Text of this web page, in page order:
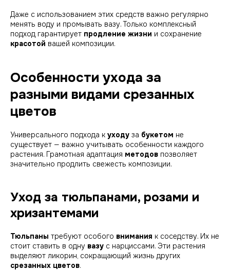
Даже с использованием этих средств важно регулярно
менять воду и промывать вазу. Только комплексный
подход гарантирует продление жизни и сохранение
красотой вашей композиции.
Особенности ухода за
разными видами срезанных
цветов
Универсального подхода к уходу за букетом не
существует — важно учитывать особенности каждого
растения. Грамотная адаптация методов позволяет
значительно продлить свежесть композиции.
Уход за тюльпанами, розами и
хризантемами
Тюльпаны требуют особого внимания к соседству. Их не
стоит ставить в одну вазу с нарциссами. Эти растения
выделяют ликорин, сокращающий жизнь других
срезанных цветов.